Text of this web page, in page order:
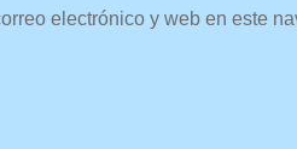
electrónico y web en este